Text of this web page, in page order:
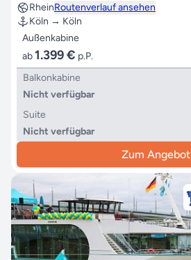
RheinRoutenverlauf ansehen
Köln → Köln
Außenkabine
ab1.399 € p.P.
Balkonkabine
Nicht verfügbar
Suite
Nicht verfügbar
Zum Angebot